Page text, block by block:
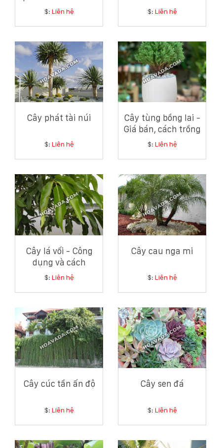
Hoa Giản Dị Mà
$: Liên hệ $: Liên hệ
Cây phát tài núi
$: Liên hệ
Cây tùng bồng lai -
Giá bán, cách trồng
và chăm sóc cây
$: Liên hệ
Cây lá vối - Công
dụng và cách
chăm sóc cây lá vối
$: Liên hệ
Cây cau nga mi
$: Liên hệ
Cây cúc tần ấn độ
$: Liên hệ
Cây sen đá
$: Liên hệ